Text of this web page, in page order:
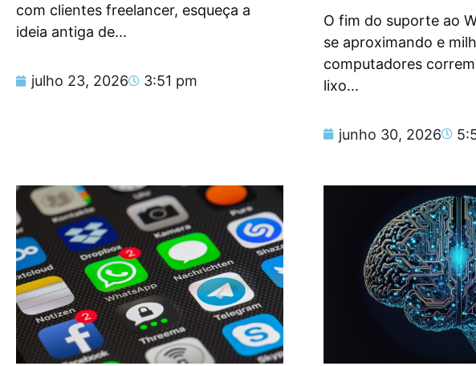
com clientes freelancer, esqueça a
ideia antiga de...
julho 23, 2026 3:51 pm
O fim do suporte ao
se aproximando e
computadores
lixo...
junho 30, 2026